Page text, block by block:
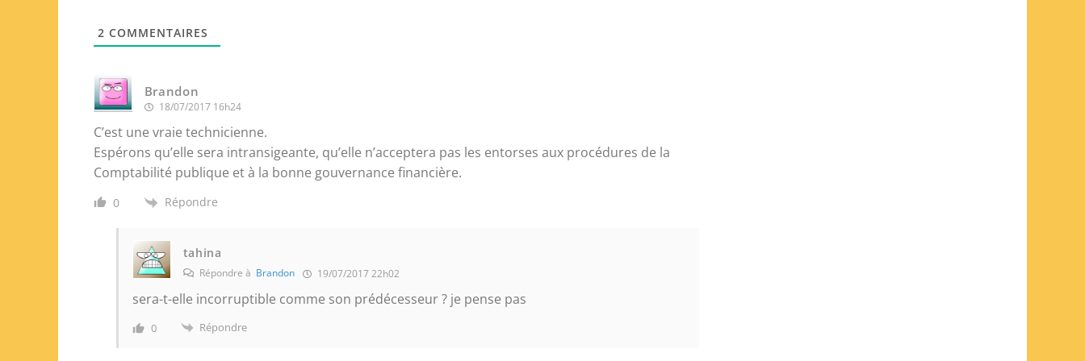
2 COMMENTAIRES
Brandon
18/07/2017 16h24
C’est une vraie technicienne.
Espérons qu’elle sera intransigeante, qu’elle n’acceptera pas les entorses aux procédures de la
Comptabilité publique et à la bonne gouvernance financière.
0 Répondre
tahina
Répondre à Brandon 19/07/2017 22h02
sera-t-elle incorruptible comme son prédécesseur ? je pense pas
0 Répondre